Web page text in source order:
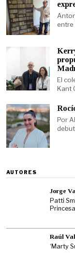
entre
El
Kant
Por
AUTORES
Jorge
Patti
Raúl
‘Marty